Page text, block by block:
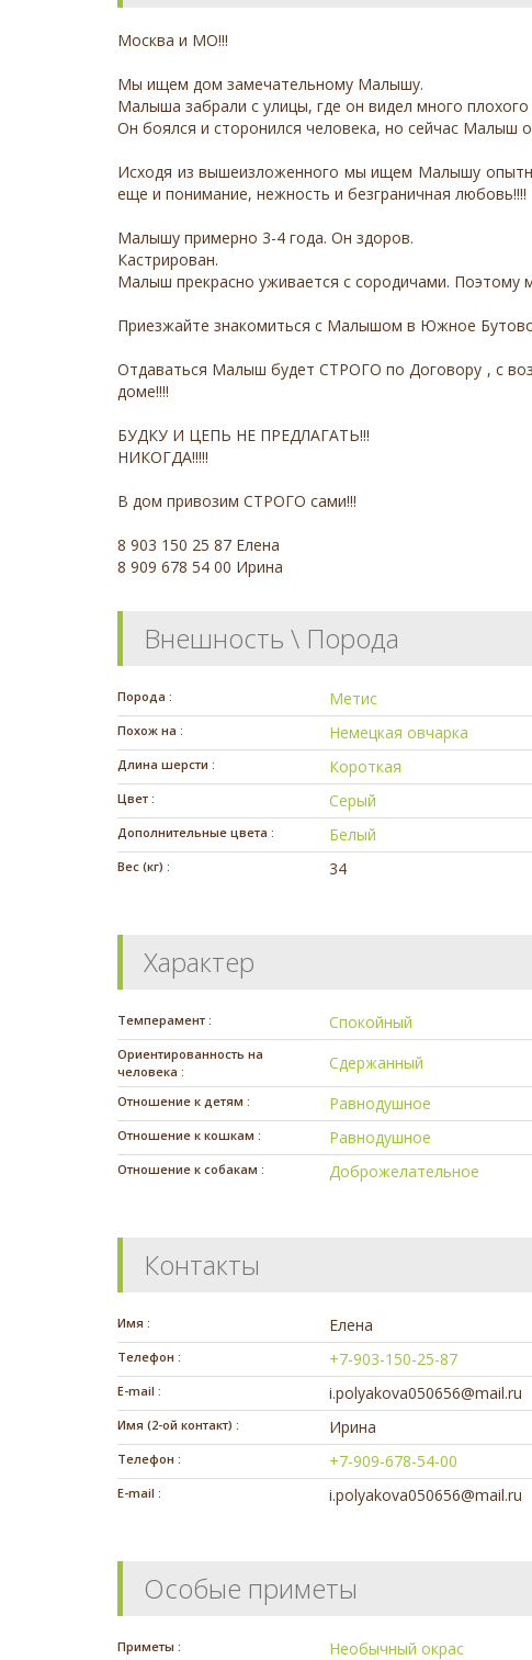
Москва и МО!!!
Мы ищем дом замечательному Малышу.
Малыша забрали с улицы, где он видел много плохого
Он боялся и сторонился человека, но сейчас Малыш
Исходя из вышеизложенного мы ищем Малышу
еще и понимание, нежность и безграничная любовь!!!!
Малышу примерно 3-4 года. Он здоров.
Кастрирован.
Малыш прекрасно уживается с сородичами. Поэтому
Приезжайте знакомиться с Малышом в Южное
Отдаваться Малыш будет СТРОГО по Договору , с
доме!!!!
БУДКУ И ЦЕПЬ НЕ ПРЕДЛАГАТЬ!!!
НИКОГДА!!!!!
В дом привозим СТРОГО сами!!!
8 903 150 25 87 Елена
8 909 678 54 00 Ирина
Внешность \ Порода
Порода : Метис
Похож на : Немецкая овчарка
Длина шерсти : Короткая
Цвет : Серый
Дополнительные цвета : Белый
Вес (кг) : 34
Характер
Темперамент : Спокойный
Ориентированность на
человека :
Сдержанный
Отношение к детям : Равнодушное
Отношение к кошкам : Равнодушное
Отношение к собакам : Доброжелательное
Контакты
Имя : Елена
Телефон : +7-903-150-25-87
E-mail : i.polyakova050656@mail.ru
Имя (2-ой контакт) : Ирина
Телефон : +7-909-678-54-00
E-mail : i.polyakova050656@mail.ru
Особые приметы
Приметы : Необычный окрас